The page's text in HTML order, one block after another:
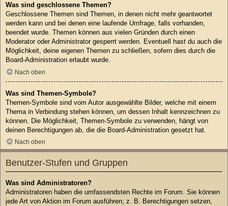
Was sind geschlossene Themen?
Geschlossene Themen sind Themen, in denen nicht mehr geantwortet
werden kann und bei denen eine laufende Umfrage, falls vorhanden,
beendet wurde. Themen können aus vielen Gründen durch einen
Moderator oder Administrator gesperrt werden. Eventuell hast du auch die
Möglichkeit, deine eigenen Themen zu schließen, sofern dies durch die
Board-Administration erlaubt wurde.
Nach oben
Was sind Themen-Symbole?
Themen-Symbole sind vom Autor ausgewählte Bilder, welche mit einem
Thema in Verbindung stehen können, um dessen Inhalt kennzeichnen zu
können. Die Möglichkeit, Themen-Symbole zu verwenden, hängt von
deinen Berechtigungen ab, die die Board-Administration gesetzt hat.
Nach oben
Benutzer-Stufen und Gruppen
Was sind Administratoren?
Administratoren haben die umfassendsten Rechte im Forum. Sie können
jede Art von Aktion im Forum ausführen; z. B. Berechtigungen setzen,